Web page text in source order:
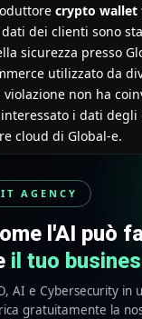
crypto wallet
dei clienti sono
sicurezza presso
utilizzato da
non ha
i dati
cloud di Global-e.
AGENCY
l'AI può
il tuo
AI e Cybersecurity in
gratuitamente la